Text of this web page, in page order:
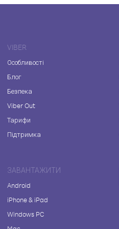
VIBER
Особливості
Блог
Безпека
Viber Out
Тарифи
Підтримка
ЗАВАНТАЖИТИ
Android
iPhone & iPad
Windows PC